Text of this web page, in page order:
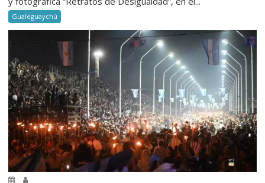
Gualeguaychú